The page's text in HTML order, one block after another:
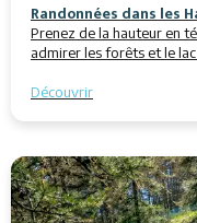
Randonnées dans les
Prenez de la hauteur en
admirer les forêts et le
Découvrir